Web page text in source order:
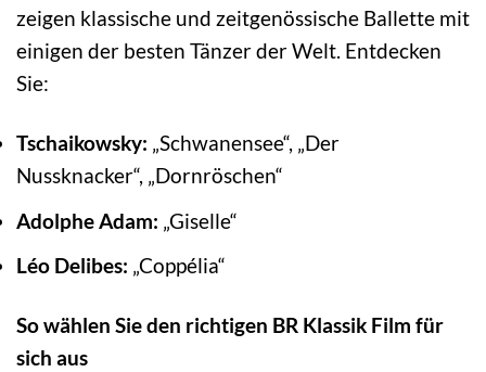
zeigen klassische und zeitgenössische Ballette mit
einigen der besten Tänzer der Welt. Entdecken
Sie:
Tschaikowsky: „Schwanensee“, „Der
Nussknacker“, „Dornröschen“
Adolphe Adam: „Giselle“
Léo Delibes: „Coppélia“
So wählen Sie den richtigen BR Klassik Film für
sich aus